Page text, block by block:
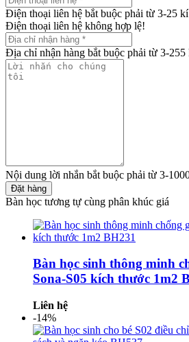
Điện thoại liên hệ bắt buộc phải từ 3-25
Điện thoại liên hệ không hợp lệ!
Địa chỉ nhận hàng bắt buộc phải từ 3-
Nội dung lời nhắn bắt buộc phải từ 3-
Đặt hàng
Bàn học tương tự cùng phân khúc giá
Bàn học sinh thông minh
Sona-S05 kích thước 1m2
Liên hệ
-14%